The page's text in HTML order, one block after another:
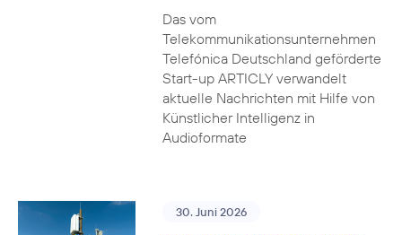
Das vom
Telekommunikationsunternehmen
Telefónica Deutschland geförderte
Start-up ARTICLY verwandelt
aktuelle Nachrichten mit Hilfe von
Künstlicher Intelligenz in
Audioformate
30. Juni 2026